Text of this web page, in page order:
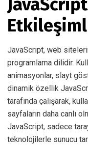
JavaScript, web
programlama dilidir.
animasyonlar, slayt
dinamik özellik
tarafında çalışarak,
sayfaların daha canlı
JavaScript, sadece
teknolojilerle sunucu